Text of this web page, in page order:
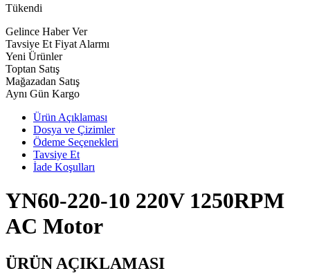
Tükendi
Gelince Haber Ver
Tavsiye Et Fiyat Alarmı
Yeni Ürünler
Toptan Satış
Mağazadan Satış
Aynı Gün Kargo
Ürün Açıklaması
Dosya ve Çizimler
Ödeme Seçenekleri
Tavsiye Et
İade Koşulları
YN60-220-10 220V 1250RPM
AC Motor
ÜRÜN AÇIKLAMASI